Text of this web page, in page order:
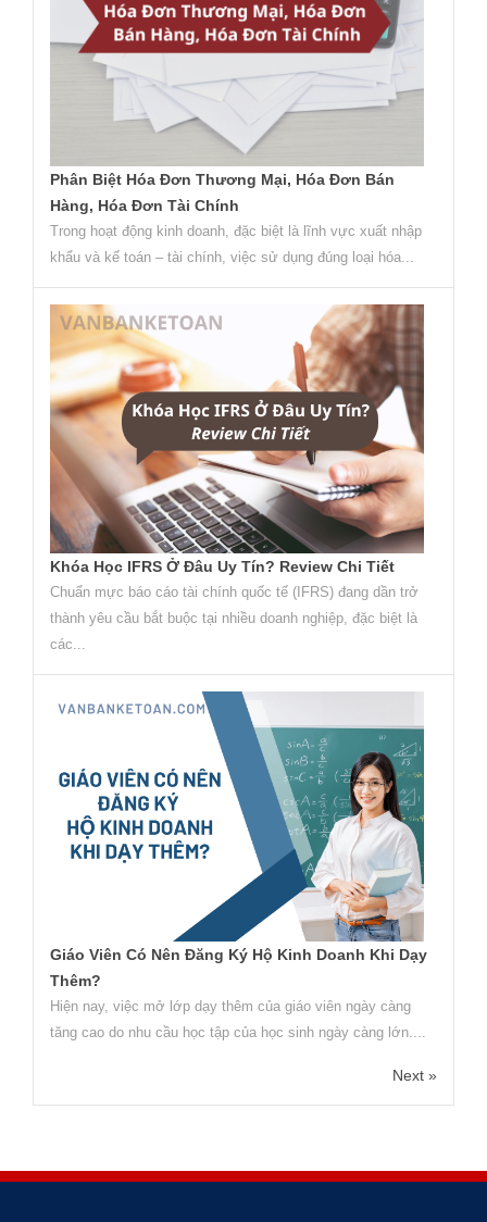
Phân Biệt Hóa Đơn Thương Mại, Hóa Đơn Bán
Hàng, Hóa Đơn Tài Chính
Trong hoạt động kinh doanh, đặc biệt là lĩnh vực xuất nhập
khẩu và kế toán – tài chính, việc sử dụng đúng loại hóa...
Khóa Học IFRS Ở Đâu Uy Tín? Review Chi Tiết
Chuẩn mực báo cáo tài chính quốc tế (IFRS) đang dần trở
thành yêu cầu bắt buộc tại nhiều doanh nghiệp, đặc biệt là
các...
Giáo Viên Có Nên Đăng Ký Hộ Kinh Doanh Khi Dạy
Thêm?
Hiện nay, việc mở lớp dạy thêm của giáo viên ngày càng
tăng cao do nhu cầu học tập của học sinh ngày càng lớn....
Next »